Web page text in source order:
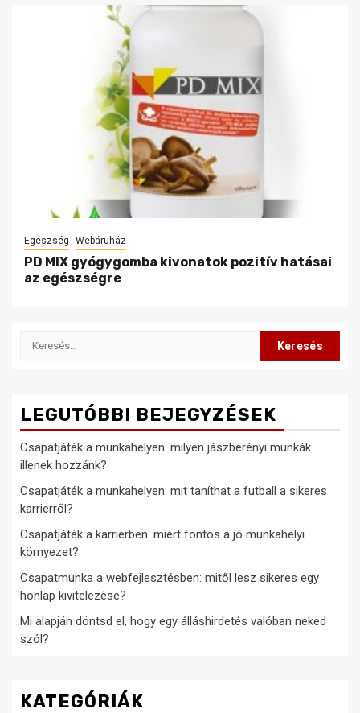
Egészség Webáruház
PD MIX gyógygomba kivonatok pozitív hatásai
az egészségre
Keresés:
LEGUTÓBBI BEJEGYZÉSEK
Csapatjáték a munkahelyen: milyen jászberényi munkák
illenek hozzánk?
Csapatjáték a munkahelyen: mit taníthat a futball a sikeres
karrierről?
Csapatjáték a karrierben: miért fontos a jó munkahelyi
környezet?
Csapatmunka a webfejlesztésben: mitől lesz sikeres egy
honlap kivitelezése?
Mi alapján döntsd el, hogy egy álláshirdetés valóban neked
szól?
KATEGÓRIÁK